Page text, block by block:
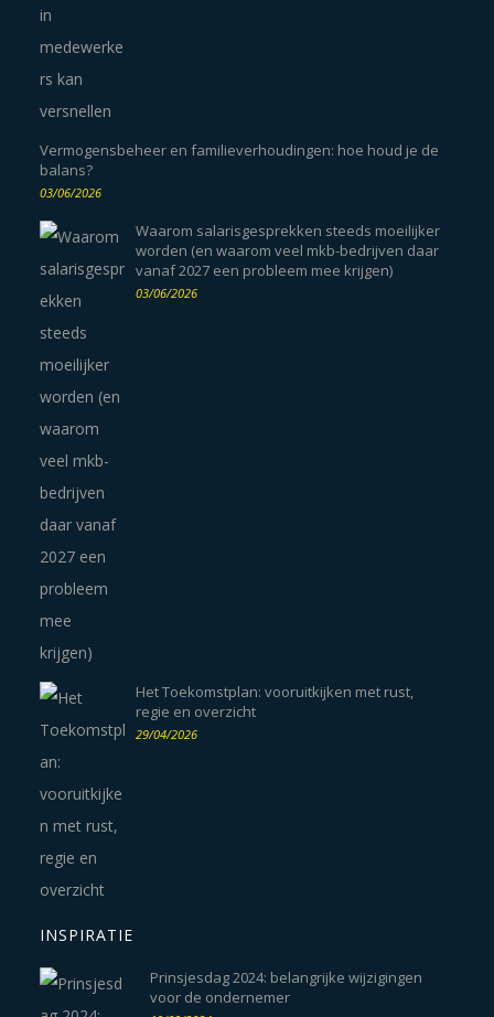
Vermogensbeheer en familieverhoudingen: hoe houd je de
balans?
03/06/2026
Waarom salarisgesprekken steeds moeilijker
worden (en waarom veel mkb-bedrijven daar
vanaf 2027 een probleem mee krijgen)
03/06/2026
Het Toekomstplan: vooruitkijken met rust,
regie en overzicht
29/04/2026
INSPIRATIE
Prinsjesdag 2024: belangrijke wijzigingen
voor de ondernemer